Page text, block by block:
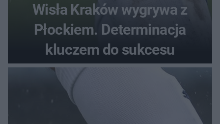
Wisła Kraków wygrywa z
Płockiem. Determinacja
kluczem do sukcesu